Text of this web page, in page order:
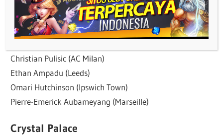
Baba Rahman (PAOK)
David Fofana (Union Berlin)
Christian Pulisic (AC Milan)
Ethan Ampadu (Leeds)
Omari Hutchinson (Ipswich Town)
Pierre-Emerick Aubameyang (Marseille)
Crystal Palace